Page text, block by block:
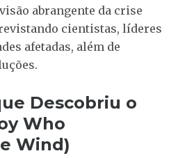
abrangente da crise
cientistas, líderes
afetadas, além de
Descobriu o
Who
Wind)